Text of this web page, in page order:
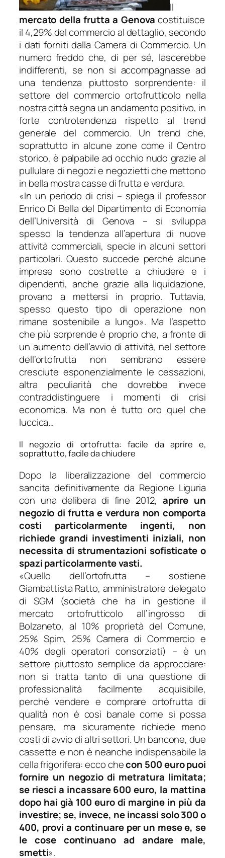
Il
mercato della frutta a Genova costituisce
il 4,29% del commercio al dettaglio, secondo
i dati forniti dalla Camera di Commercio. Un
numero freddo che, di per sé, lascerebbe
indifferenti, se non si accompagnasse ad
una tendenza piuttosto sorprendente: il
settore del commercio ortofrutticolo nella
nostra città segna un andamento positivo, in
forte controtendenza rispetto al trend
generale del commercio. Un trend che,
soprattutto in alcune zone come il Centro
storico, è palpabile ad occhio nudo grazie al
pullulare di negozi e negozietti che mettono
in bella mostra casse di frutta e verdura.
«In un periodo di crisi – spiega il professor
Enrico Di Bella del Dipartimento di Economia
dell’Università di Genova – si sviluppa
spesso la tendenza all’apertura di nuove
attività commerciali, specie in alcuni settori
particolari. Questo succede perché alcune
imprese sono costrette a chiudere e i
dipendenti, anche grazie alla liquidazione,
provano a mettersi in proprio. Tuttavia,
spesso questo tipo di operazione non
rimane sostenibile a lungo». Ma l’aspetto
che più sorprende è proprio che, a fronte di
un aumento dell’avvio di attività, nel settore
dell’ortofrutta non sembrano essere
cresciute esponenzialmente le cessazioni,
altra peculiarità che dovrebbe invece
contraddistinguere i momenti di crisi
economica. Ma non è tutto oro quel che
luccica…
Il negozio di ortofrutta: facile da aprire e,
soprattutto, facile da chiudere
Dopo la liberalizzazione del commercio
sancita definitivamente da Regione Liguria
con una delibera di fine 2012, aprire un
negozio di frutta e verdura non comporta
costi particolarmente ingenti, non
richiede grandi investimenti iniziali, non
necessita di strumentazioni sofisticate o
spazi particolarmente vasti.
«Quello dell’ortofrutta – sostiene
Giambattista Ratto, amministratore delegato
di SGM (società che ha in gestione il
mercato ortofrutticolo all’ingrosso di
Bolzaneto, al 10% proprietà del Comune,
25% Spim, 25% Camera di Commercio e
40% degli operatori consorziati) –è un
settore piuttosto semplice da approcciare:
non si tratta tanto di una questione di
professionalità facilmente acquisibile,
perché vendere e comprare ortofrutta di
qualità non è così banale come si possa
pensare, ma sicuramente richiede meno
costi di avvio di altri settori. Un bancone, due
cassette e non è neanche indispensabile la
cella frigorifera: ecco checon 500 euro puoi
fornire un negozio di metratura limitata;
se riesci a incassare 600 euro, la mattina
dopo hai già 100 euro di margine in più da
investire; se, invece, ne incassi solo 300 o
400, provi a continuare per un mese e, se
le cose continuano ad andare male,
smetti».